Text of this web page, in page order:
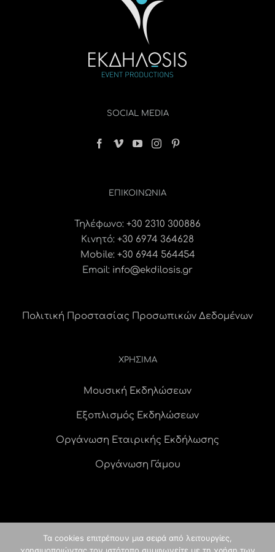
SOCIAL MEDIA
ΕΠΙΚΟΙΝΩΝΊΑ
Τηλέφωνο: +30 2310 300886
Κινητό: +30 6974 364628
Mobile: +30 6944 564454
Email: info@ekdilosis.gr
Πολιτική Προστασίας Προσωπικών Δεδομένων
ΧΡΗΣΙΜΑ
Μουσική Εκδηλώσεων
Εξοπλισμός Εκδηλώσεων
Οργάνωση Εταιρικής Εκδήλωσης
Οργάνωση Γάμου
© Copyright2026 idees digital agencyκατασκευή ιστοσελίδας|
Τα cookies επιτρέπουν μια σειρά από λειτουργίες,